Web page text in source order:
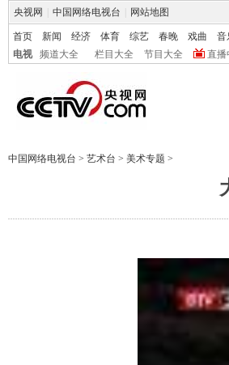
央视网 中国网络电视台 网站地图
首页 新闻 经济 体育 综艺 春晚 戏曲 音
电视
频道大全 栏目大全 节目大全 直播
中国网络电视台 > 艺术台 > 美术专题 >